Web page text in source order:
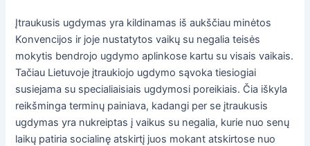
Įtraukusis ugdymas yra kildinamas iš aukščiau minėtos
Konvencijos ir joje nustatytos vaikų su negalia teisės
mokytis bendrojo ugdymo aplinkose kartu su visais vaikais.
Tačiau Lietuvoje įtraukiojo ugdymo sąvoka tiesiogiai
susiejama su specialiaisiais ugdymosi poreikiais. Čia iškyla
reikšminga terminų painiava, kadangi per se įtraukusis
ugdymas yra nukreiptas į vaikus su negalia, kurie nuo senų
laikų patiria socialinę atskirtį juos mokant atskirtose nuo